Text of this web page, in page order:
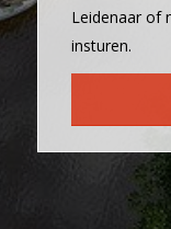
Leidenaar of
insturen.